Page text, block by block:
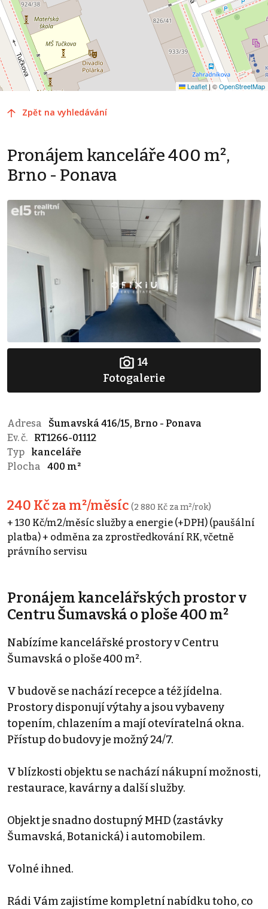
Leaflet | ©OpenStreetMap
Zpět na vyhledávání
Pronájem kanceláře 400 m²,
Brno - Ponava
14
Fotogalerie
Adresa
Šumavská 416/15, Brno - Ponava
Ev. č.
RT1266-01112
Typ
kanceláře
Plocha
400 m²
240 Kč za m²/měsíc (2 880 Kč za m²/rok)
+ 130 Kč/m2/měsíc služby a energie (+DPH) (paušální
platba) + odměna za zprostředkování RK, včetně
právního servisu
Pronájem kancelářských prostor v
Centru Šumavská o ploše 400 m²
Nabízíme kancelářské prostory v Centru
Šumavská o ploše 400 m².
V budově se nachází recepce a též jídelna.
Prostory disponují výtahy a jsou vybaveny
topením, chlazením a mají otevíratelná okna.
Přístup do budovy je možný 24/7.
V blízkosti objektu se nachází nákupní možnosti,
restaurace, kavárny a další služby.
Objekt je snadno dostupný MHD (zastávky
Šumavská, Botanická) i automobilem.
Volné ihned.
Rádi Vám zajistíme kompletní nabídku toho, co